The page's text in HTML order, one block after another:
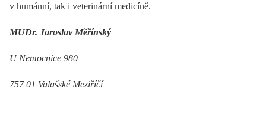
v humánní, tak i veterinární medicíně.
MUDr. Jaroslav Měřínský
U Nemocnice 980
757 01 Valašské Meziříčí